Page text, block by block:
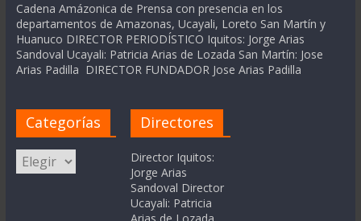
Cadena Amázonica de Prensa con presencia en los
departamentos de Amazonas, Ucayali, Loreto San Martín y
Huanuco DIRECTOR PERIODÍSTICO Iquitos: Jorge Arias
Sandoval Ucayali: Patricia Arias de Lozada San Martín: Jose
Arias Padilla DIRECTOR FUNDADOR Jose Arias Padilla
Categorías
Categorías
Directores
Director Iquitos:
Jorge Arias
Sandoval Director
Ucayali: Patricia